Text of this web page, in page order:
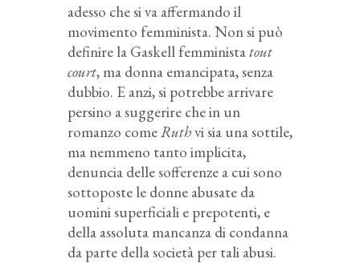
adesso che si va affermando il
movimento femminista. Non si può
definire la Gaskell femministatout
court, ma donna emancipata, senza
dubbio. E anzi, si potrebbe arrivare
persino a suggerire che in un
romanzo comeRuthvi sia una sottile,
ma nemmeno tanto implicita,
denuncia delle sofferenze a cui sono
sottoposte le donne abusate da
uomini superficiali e prepotenti, e
della assoluta mancanza di condanna
da parte della società per tali abusi.